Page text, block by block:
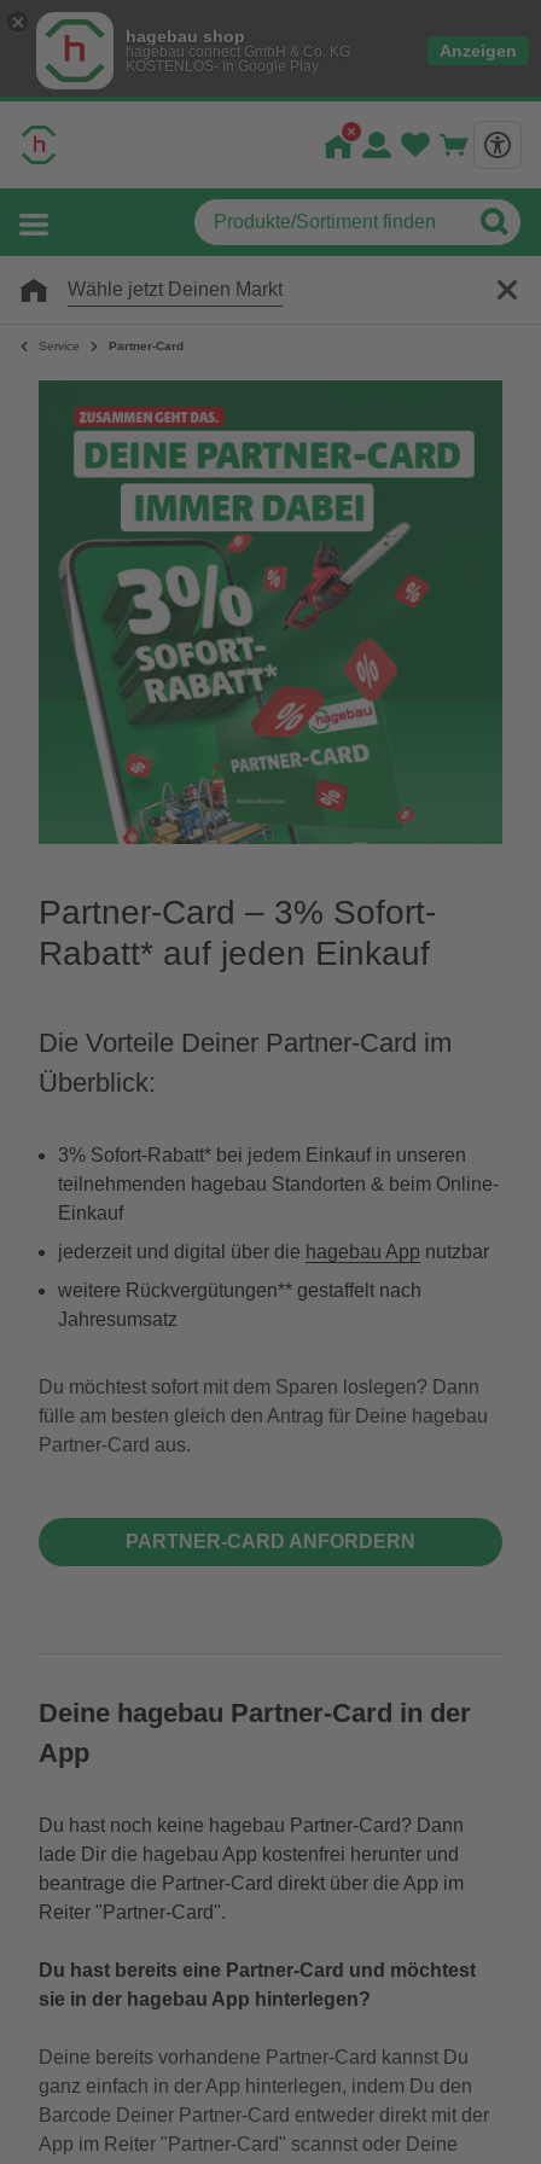
hagebau shop
hagebau connect GmbH & Co. KG
KOSTENLOS- In Google Play
Anzeigen
Wähle jetzt Deinen Markt
Service Partner-Card
Partner-Card – 3% Sofort-
Rabatt* auf jeden Einkauf
Die Vorteile Deiner Partner-Card im
Überblick:
3% Sofort-Rabatt* bei jedem Einkauf in unseren
teilnehmenden hagebau Standorten & beim Online-
Einkauf
jederzeit und digital über die hagebau App nutzbar
weitere Rückvergütungen** gestaffelt nach
Jahresumsatz
Du möchtest sofort mit dem Sparen loslegen? Dann
fülle am besten gleich den Antrag für Deine hagebau
Partner-Card aus.
PARTNER-CARD ANFORDERN
Deine hagebau Partner-Card in der
App
Du hast noch keine hagebau Partner-Card? Dann
lade Dir die hagebau App kostenfrei herunter und
beantrage die Partner-Card direkt über die App im
Reiter "Partner-Card".
Du hast bereits eine Partner-Card und möchtest
sie in der hagebau App hinterlegen?
Deine bereits vorhandene Partner-Card kannst Du
ganz einfach in der App hinterlegen, indem Du den
Barcode Deiner Partner-Card entweder direkt mit der
App im Reiter "Partner-Card" scannst oder Deine